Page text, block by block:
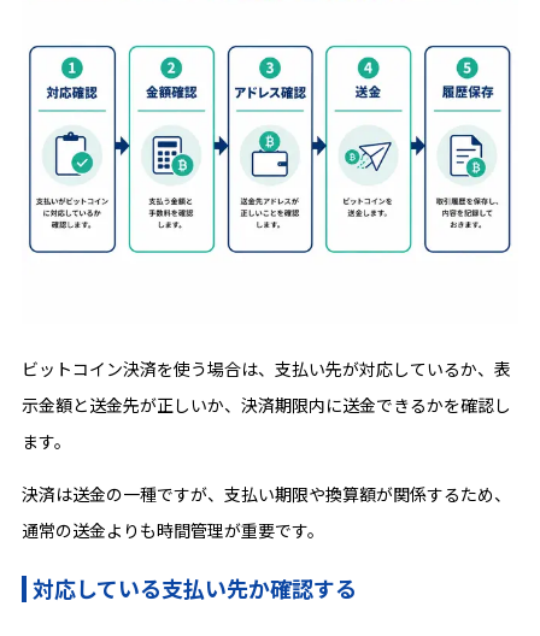
ビットコイン決済を使う場合は、支払い先が対応しているか、表
示金額と送金先が正しいか、決済期限内に送金できるかを確認し
ます。
決済は送金の一種ですが、支払い期限や換算額が関係するため、
通常の送金よりも時間管理が重要です。
対応している支払い先か確認する